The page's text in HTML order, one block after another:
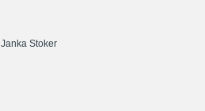
Janka Stoker